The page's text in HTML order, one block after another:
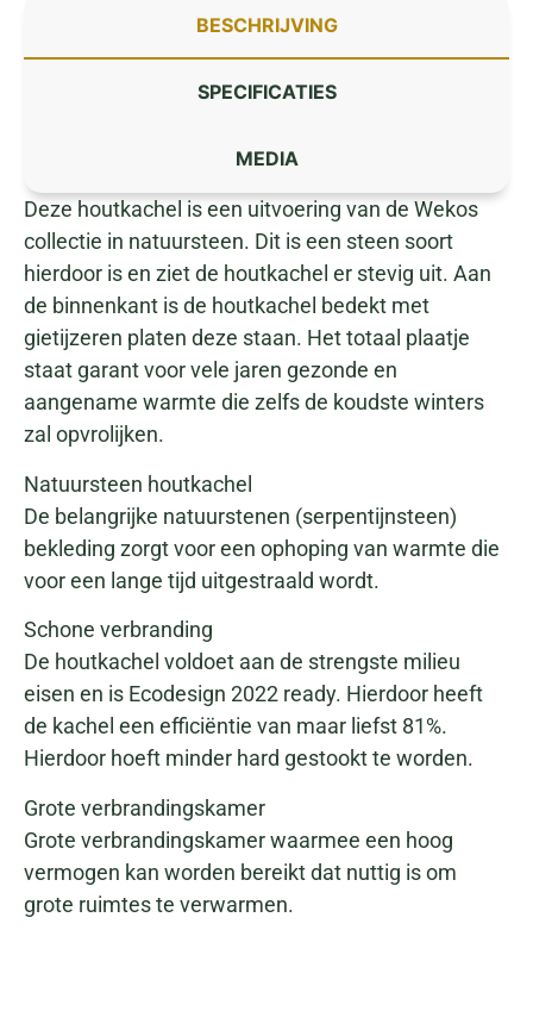
BESCHRIJVING
SPECIFICATIES
MEDIA
Deze houtkachel is een uitvoering van de Wekos
collectie in natuursteen. Dit is een steen soort
hierdoor is en ziet de houtkachel er stevig uit. Aan
de binnenkant is de houtkachel bedekt met
gietijzeren platen deze staan. Het totaal plaatje
staat ​​garant voor vele jaren gezonde en
aangename warmte die zelfs de koudste winters
zal opvrolijken.
Natuursteen houtkachel
De belangrijke natuurstenen (serpentijnsteen)
bekleding zorgt voor een ophoping van warmte die
voor een lange tijd uitgestraald wordt.
Schone verbranding
De houtkachel voldoet aan de strengste milieu
eisen en is Ecodesign 2022 ready. Hierdoor heeft
de kachel een efficiëntie van maar liefst 81%.
Hierdoor hoeft minder hard gestookt te worden.
Grote verbrandingskamer
Grote verbrandingskamer waarmee een hoog
vermogen kan worden bereikt dat nuttig is om
grote ruimtes te verwarmen.